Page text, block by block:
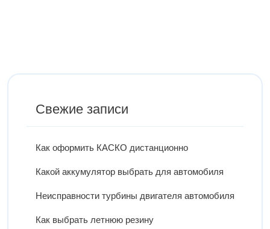
Свежие записи
Как оформить КАСКО дистанционно
Какой аккумулятор выбрать для автомобиля
Неисправности турбины двигателя автомобиля
Как выбрать летнюю резину